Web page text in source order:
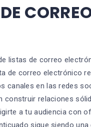
listas de correo
de correo electrónico
canales en las redes
construir relaciones
a tu audiencia con
sigue siendo una